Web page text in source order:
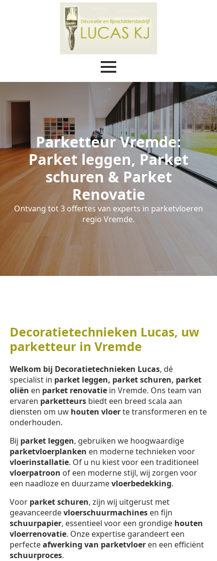
Parketteur Vremde:
Parket leggen, Parket
schuren & Parket
Renovatie
Ontvang tot 3 offertes van experts in parketvloeren
regio Vremde.
Decoratietechnieken Lucas, uw
parketteur in Vremde
Welkom bij Decoratietechnieken Lucas, dé
specialist in parket leggen, parket schuren, parket
oliën en parket renovatie in Vremde. Ons team van
ervaren parketteurs biedt een breed scala aan
diensten om uw houten vloerte transformeren en te
onderhouden.
Bij parket leggen, gebruiken we hoogwaardige
parketvloerplanken en moderne technieken voor
vloerinstallatie. Of u nu kiest voor een traditioneel
vloerpatroon of een moderne stijl, wij zorgen voor
een naadloze en duurzamevloerbedekking.
Voor parket schuren, zijn wij uitgerust met
geavanceerdevloerschuurmachines en fijn
schuurpapier, essentieel voor een grondige houten
vloerrenovatie. Onze expertise garandeert een
perfecteafwerking van parketvloer en een efficiënt
schuurproces.